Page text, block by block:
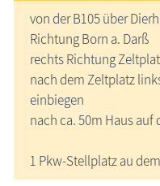
von der B105 über
Richtung Born a. Darß
rechts Richtung
nach dem Zeltplatz
einbiegen
nach ca. 50m Haus auf
1 Pkw-Stellplatz au